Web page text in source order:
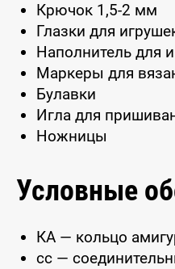
Крючок 1,5-2 мм
Глазки для
Наполнитель для
Маркеры для
Булавки
Игла для
Ножницы
Условные
КА — кольцо
сс —